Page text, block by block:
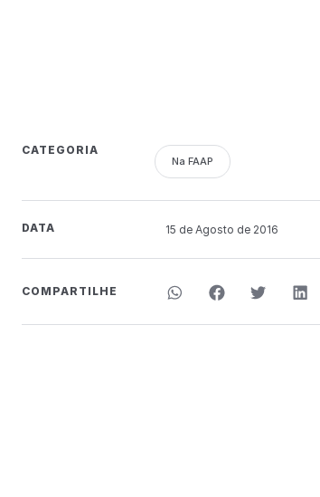
CATEGORIA
Na FAAP
DATA 15 de Agosto de 2016
COMPARTILHE